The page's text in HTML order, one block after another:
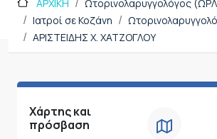
ΑΡΧΙΚΗ
Ωτορινολαρυγγολόγος
Ιατροί σε Κοζάνη
ΑΡΙΣΤΕΙΔΗΣ Χ. ΧΑΤΖΟΓΛΟΥ
Χάρτης και
πρόσβαση